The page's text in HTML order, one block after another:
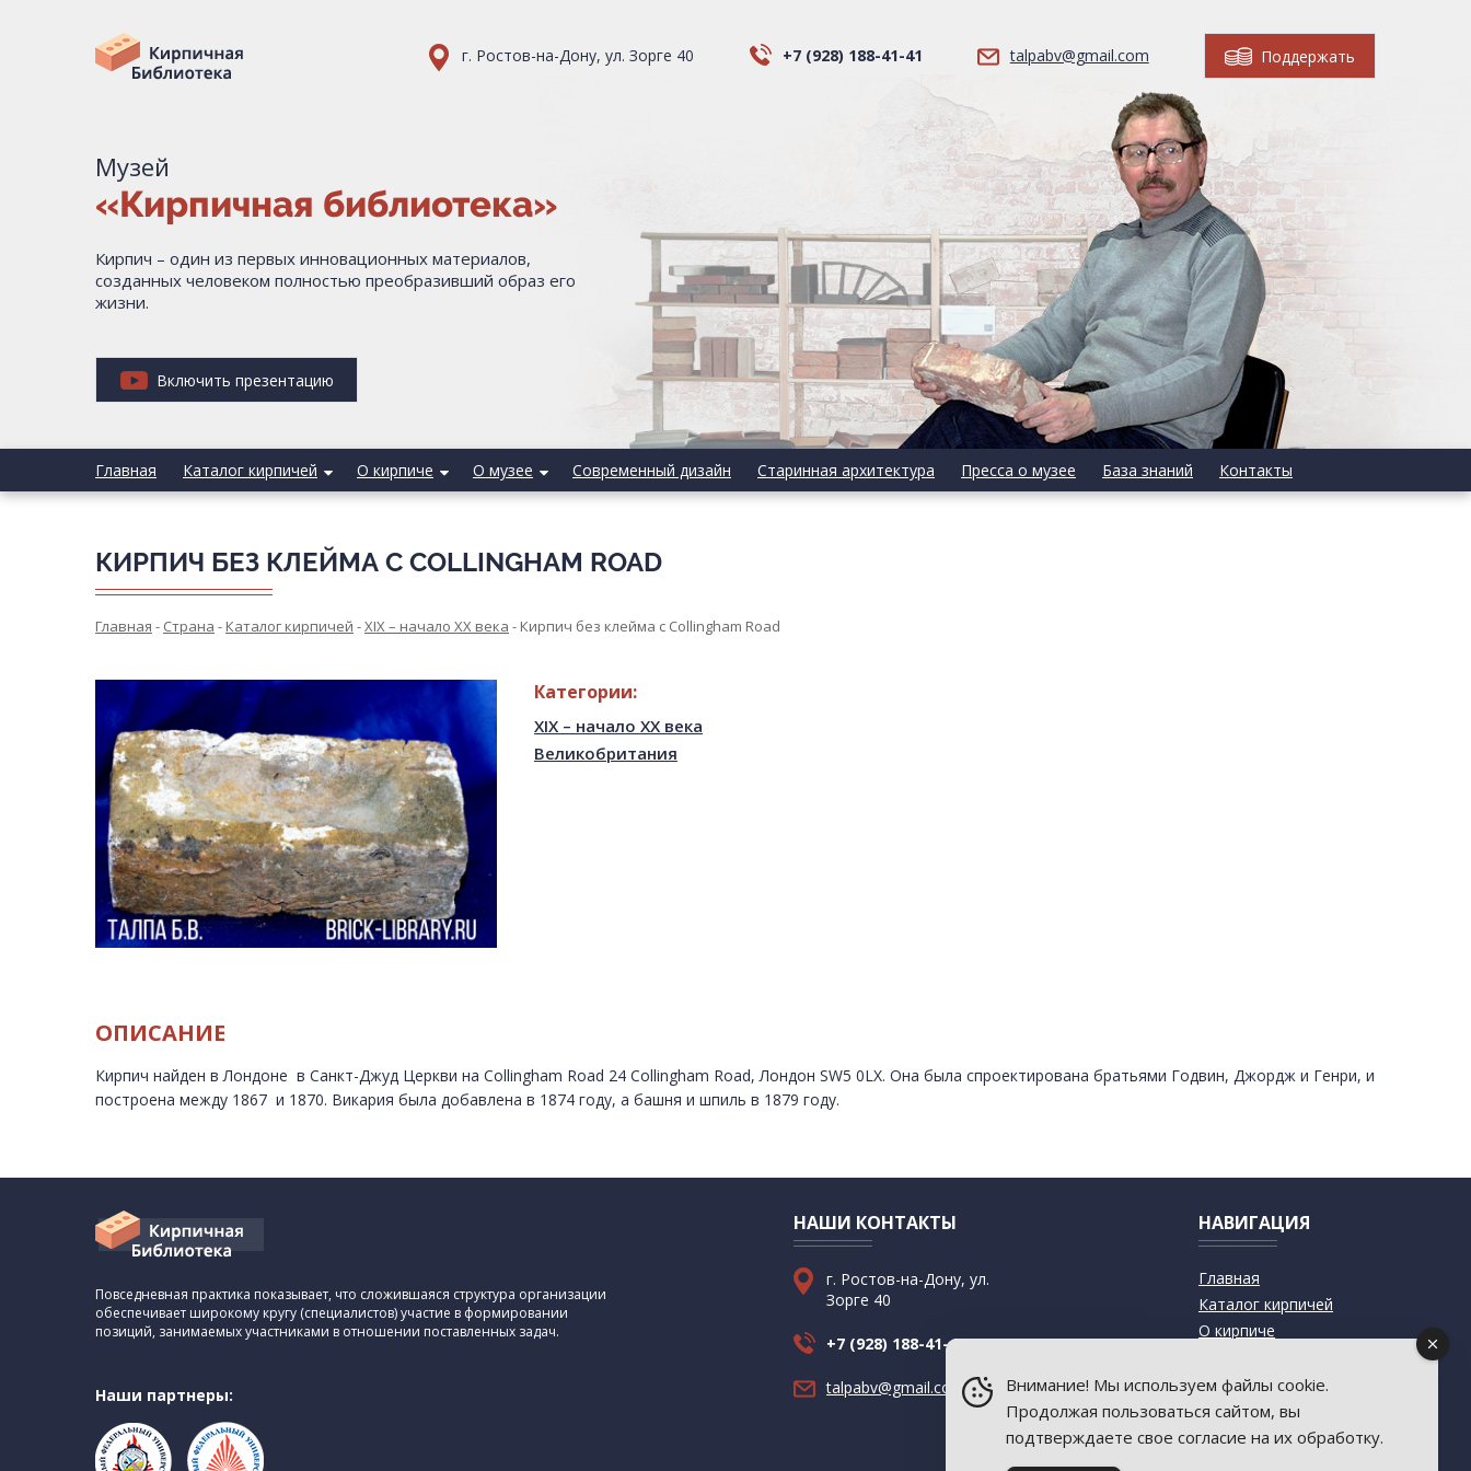
г. Ростов-на-Дону, ул. Зорге 40 +7 (928) 188-41-41 talpabv@gmail.com Поддержать
Музей
«Кирпичная библиотека»
Кирпич – один из первых инновационных материалов,
созданных человеком полностью преобразивший образ его
жизни.
Включить презентацию
Главная Каталог кирпичей О кирпиче О музее Современный дизайн Старинная архитектура Пресса о музее База знаний Контакты
КИРПИЧ БЕЗ КЛЕЙМА С COLLINGHAM ROAD
Главная - Страна - Каталог кирпичей -XIX – начало XX века - Кирпич без клейма с Collingham Road
Категории:
XIX – начало XX века
Великобритания
ОПИСАНИЕ
Кирпич найден в Лондоне в Санкт-Джуд Церкви на Collingham Road 24 Collingham Road, Лондон SW5 0LX. Она была спроектирована братьями Годвин, Джордж и Генри, и
построена между 1867 и 1870. Викария была добавлена в 1874 году, а башня и шпиль в 1879 году.
Повседневная практика показывает, что сложившаяся структура организации
обеспечивает широкому кругу (специалистов) участие в формировании
позиций, занимаемых участниками в отношении поставленных задач.
Наши партнеры:
НАШИ КОНТАКТЫ
г. Ростов-на-Дону, ул.
Зорге 40
+7 (928) 188-41-41
talpabv@gmail.com
НАВИГАЦИЯ
Главная
Каталог кирпичей
О кирпиче
Современный дизайн
Старинная архитектура
Пресса о музее
Внимание! Мы используем файлы cookie.
Продолжая пользоваться сайтом, вы
подтверждаете свое согласие на их обработку.